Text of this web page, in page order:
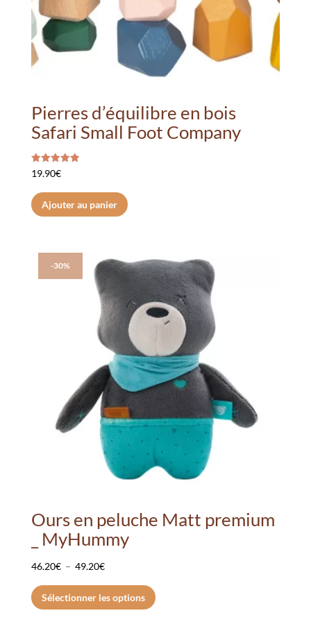
Pierres d’équilibre en bois
Safari Small Foot Company
Note
5.00
19.90€
Ajouter au panier
-30%
Ours en peluche Matt premium
_ MyHummy
46.20€ – 49.20€Plage
de
prix :
Sélectionner les options
produit